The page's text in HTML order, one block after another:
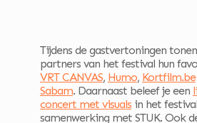
Tijdens de gastvertoningen
partners van het festival hun
VRT CANVAS, Humo, Kortfilm.be
Sabam. Daarnaast beleef je een
concert met visualsin het
samenwerking met STUK. Ook